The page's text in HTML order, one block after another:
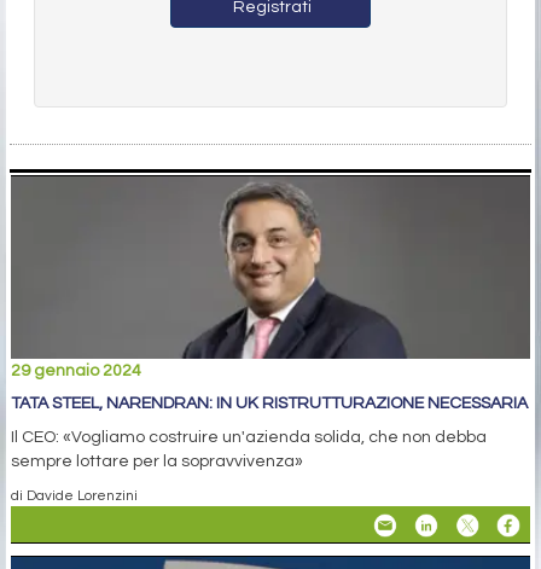
Registrati
29 gennaio 2024
TATA STEEL, NARENDRAN: IN UK RISTRUTTURAZIONE NECESSARIA
Il CEO: «Vogliamo costruire un'azienda solida, che non debba
sempre lottare per la sopravvivenza»
di Davide Lorenzini